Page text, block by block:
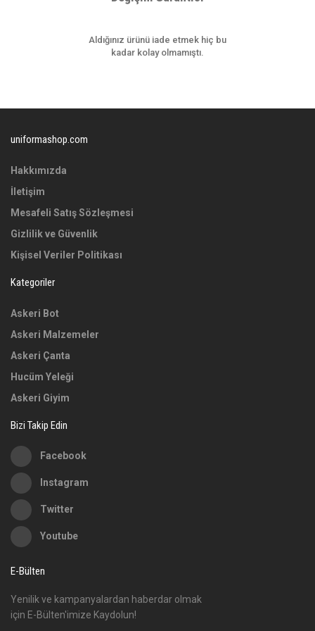
Aldığınız ürünü iade etmek hiç bu
kadar kolay olmamıştı.
uniformashop.com
Hakkımızda
İletişim
Mesafeli Satış Sözleşmesi
Gizlilik ve Güvenlik
Kişisel Veriler Politikası
Kategoriler
Askeri Bot
Askeri Malzemeler
Askeri Çanta
Hucüm Yeleği
Askeri Giyim
Bizi Takip Edin
Facebook
Instagram
Twitter
Youtube
E-Bülten
Yenilik ve kampanyalardan haberdar olmak
için E-Bülten'imize Kaydolun!